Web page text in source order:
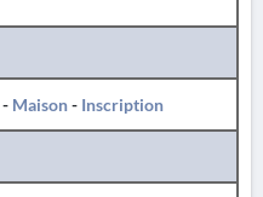
- Maison- Inscription